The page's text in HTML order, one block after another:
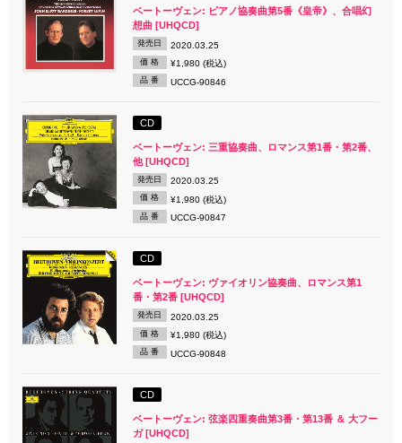
ベートーヴェン: ピアノ協奏曲第5番《皇帝》、合唱幻
想曲 [UHQCD]
発売日 2020.03.25
価 格 ¥1,980 (税込)
品 番 UCCG-90846
CD
ベートーヴェン: 三重協奏曲、ロマンス第1番・第2番、
他 [UHQCD]
発売日 2020.03.25
価 格 ¥1,980 (税込)
品 番 UCCG-90847
CD
ベートーヴェン: ヴァイオリン協奏曲、ロマンス第1
番・第2番 [UHQCD]
発売日 2020.03.25
価 格 ¥1,980 (税込)
品 番 UCCG-90848
CD
ベートーヴェン: 弦楽四重奏曲第3番・第13番 ＆ 大フー
ガ [UHQCD]